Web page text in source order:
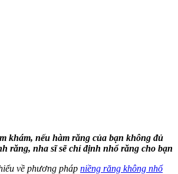
khám, nếu hàm răng của bạn không đủ
răng, nha sĩ sẽ chỉ định nhổ răng cho bạn
về phương pháp niềng răng không nhổ